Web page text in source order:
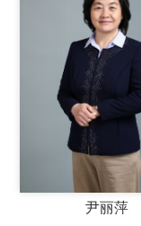
尹丽萍